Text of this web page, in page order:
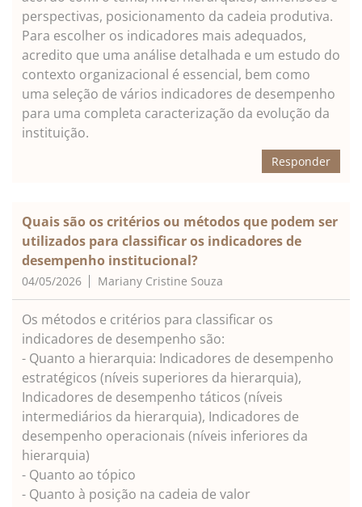
perspectivas, posicionamento da cadeia produtiva.
Para escolher os indicadores mais adequados,
acredito que uma análise detalhada e um estudo do
contexto organizacional é essencial, bem como
uma seleção de vários indicadores de desempenho
para uma completa caracterização da evolução da
instituição.
Responder
Quais são os critérios ou métodos que podem ser
utilizados para classificar os indicadores de
desempenho institucional?
04/05/2026 Mariany Cristine Souza
Os métodos e critérios para classificar os
indicadores de desempenho são:
- Quanto a hierarquia: Indicadores de desempenho
estratégicos (níveis superiores da hierarquia),
Indicadores de desempenho táticos (níveis
intermediários da hierarquia), Indicadores de
desempenho operacionais (níveis inferiores da
hierarquia)
- Quanto ao tópico
- Quanto à posição na cadeia de valor